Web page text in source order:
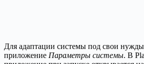
Для адаптации системы под свои
приложение Параметры системы. В